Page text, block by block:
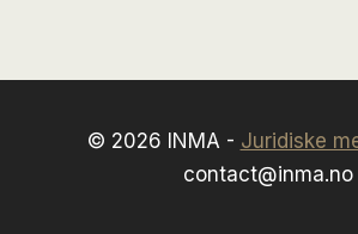
© 2026 INMA - Juridiske
contact@inma.no